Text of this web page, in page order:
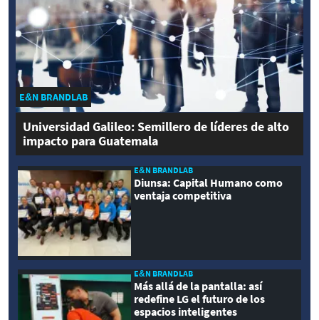
E&N BRANDLAB
Universidad Galileo: Semillero de líderes de alto
impacto para Guatemala
E&N BRANDLAB
Diunsa: Capital Humano como
ventaja competitiva
E&N BRANDLAB
Más allá de la pantalla: así
redefine LG el futuro de los
espacios inteligentes